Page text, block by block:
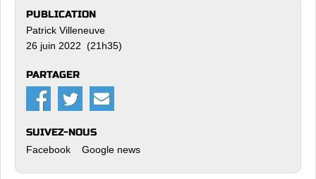
PUBLICATION
Patrick Villeneuve
26 juin 2022 (21h35)
PARTAGER
SUIVEZ-NOUS
Facebook Google news